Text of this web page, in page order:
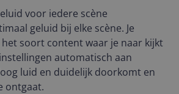
voor iedere scène
geluid bij elke scène. Je
soort content waar je naar kijkt
automatisch aan
luid en duidelijk doorkomt en
ontgaat.